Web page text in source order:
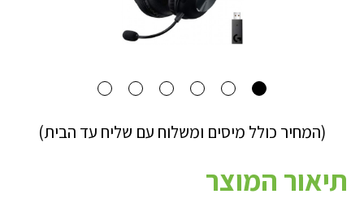
(המחיר כולל מיסים ומשלוח עם שליח עד הבית)
תיאור המוצר